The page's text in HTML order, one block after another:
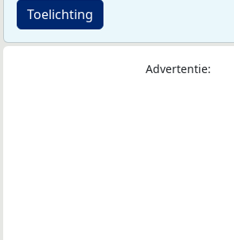
Toelichting
Advertentie: